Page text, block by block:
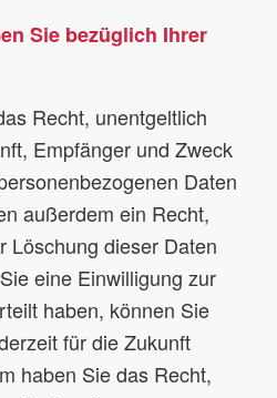
Sie bezüglich Ihrer
Recht, unentgeltlich
Empfänger und Zweck
Daten
außerdem ein Recht,
Löschung dieser Daten
eine Einwilligung zur
haben, können Sie
für die Zukunft
haben Sie das Recht,